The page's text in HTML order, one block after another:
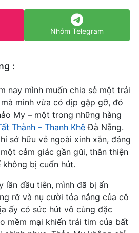
Nhóm Telegram
:
nay mình muốn chia sẻ một trải
mình vừa có dịp gặp gỡ, đó
My – một trong những hàng
Thành – Thanh Khê Đà Nẵng.
sở hữu vẻ ngoài xinh xắn, đáng
cảm giác gần gũi, thân thiện
không bị cuốn hút.
lần đầu tiên, mình đã bị ấn
rỡ và nụ cười tỏa nắng của cô
ấy có sức hút vô cùng đặc
mềm mại khiến trái tim của bất